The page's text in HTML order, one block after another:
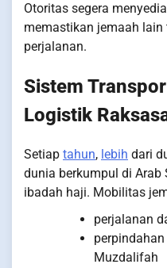
Otoritas segera
memastikan jemaah
perjalanan.
Sistem
Logistik
Setiap tahun, lebih dari
dunia berkumpul di
ibadah haji. Mobilitas
perjalanan
Muzdalifah